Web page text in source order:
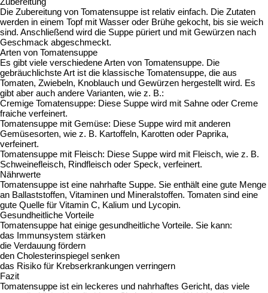
Die Zubereitung von Tomatensuppe ist relativ einfach. Die Zutaten
werden in einem Topf mit Wasser oder Brühe gekocht, bis sie weich
sind. Anschließend wird die Suppe püriert und mit Gewürzen nach
Geschmack abgeschmeckt.
Arten von Tomatensuppe
Es gibt viele verschiedene Arten von Tomatensuppe. Die
gebräuchlichste Art ist die klassische Tomatensuppe, die aus
Tomaten, Zwiebeln, Knoblauch und Gewürzen hergestellt wird. Es
gibt aber auch andere Varianten, wie z. B.:
Cremige Tomatensuppe: Diese Suppe wird mit Sahne oder Creme
fraiche verfeinert.
Tomatensuppe mit Gemüse: Diese Suppe wird mit anderen
Gemüsesorten, wie z. B. Kartoffeln, Karotten oder Paprika,
verfeinert.
Tomatensuppe mit Fleisch: Diese Suppe wird mit Fleisch, wie z. B.
Schweinefleisch, Rindfleisch oder Speck, verfeinert.
Nährwerte
Tomatensuppe ist eine nahrhafte Suppe. Sie enthält eine gute Menge
an Ballaststoffen, Vitaminen und Mineralstoffen. Tomaten sind eine
gute Quelle für Vitamin C, Kalium und Lycopin.
Gesundheitliche Vorteile
Tomatensuppe hat einige gesundheitliche Vorteile. Sie kann:
das Immunsystem stärken
die Verdauung fördern
den Cholesterinspiegel senken
das Risiko für Krebserkrankungen verringern
Fazit
Tomatensuppe ist ein leckeres und nahrhaftes Gericht, das viele